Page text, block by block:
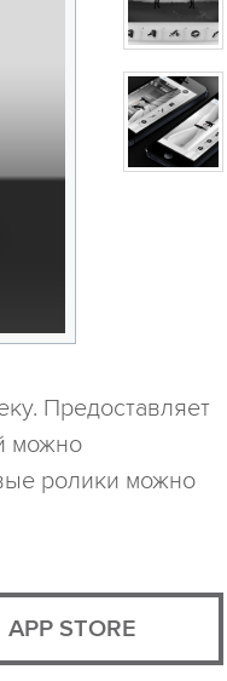
Предоставляет
можно
ролики можно
APP STORE